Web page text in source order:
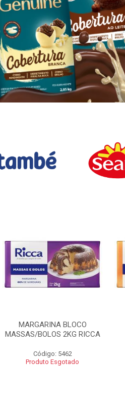
MARGARINA BLOCO
MASSAS/BOLOS 2KG RICCA
Código: 5462
Produto Esgotado